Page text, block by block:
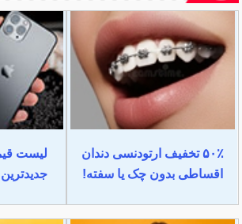
۵۰٪ تخفیف ارتودنسی دندان
اقساطی بدون چک یا سفته!
لیست